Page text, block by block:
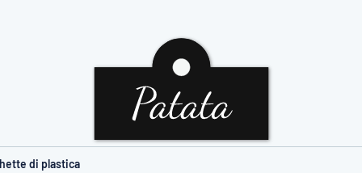
di plastica